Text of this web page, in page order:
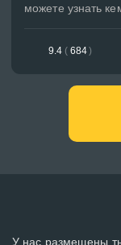
можете узнать
9.4 ( 684)
У нас размещены